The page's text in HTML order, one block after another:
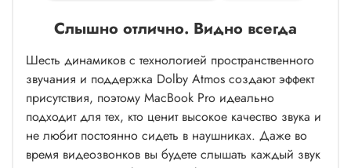
Слышно отлично. Видно всегда
Шесть динамиков с технологией пространственного
звучания и поддержка Dolby Atmos создают эффект
присутствия, поэтому MacBook Pro идеально
подходит для тех, кто ценит высокое качество звука и
не любит постоянно сидеть в наушниках. Даже во
время видеозвонков вы будете слышать каждый звук